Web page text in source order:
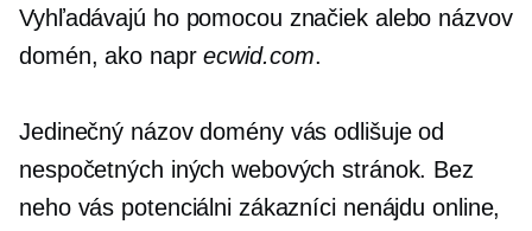
Vyhľadávajú ho pomocou značiek alebo názvov
domén, ako naprecwid.com.
Jedinečný názov domény vás odlišuje od
nespočetných iných webových stránok. Bez
neho vás potenciálni zákazníci nenájdu online,